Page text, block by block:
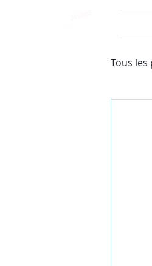
Tous les